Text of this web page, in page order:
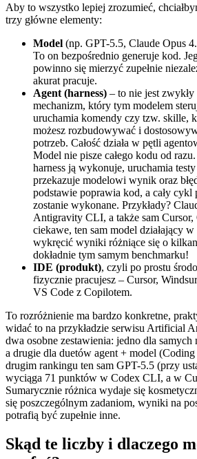
Aby to wszystko lepiej zrozumieć,
trzy główne elementy:
Model (np. GPT-5.5, Claude Opus
To on bezpośrednio generuje kod.
powinno się mierzyć zupełnie
akurat pracuje.
Agent (harness) – to nie jest
mechanizm, który tym modelem
uruchamia komendy czy tzw. skille,
możesz rozbudowywać i
potrzeb. Całość działa w pętli
Model nie pisze całego kodu od
harness ją wykonuje, uruchamia
przekazuje modelowi wynik oraz
podstawie poprawia kod, a cały cykl
zostanie wykonane. Przykłady?
Antigravity CLI, a także sam
ciekawe, ten sam model działający
wykręcić wyniki różniące się o
dokładnie tym samym benchmarku!
IDE (produkt), czyli po prostu
fizycznie pracujesz – Cursor,
VS Code z Copilotem.
To rozróżnienie ma bardzo konkretne,
widać to na przykładzie serwisu Artificial
dwa osobne zestawienia: jedno dla
a drugie dla duetów agent + model
drugim rankingu ten sam GPT-5.5 (przy
wyciąga 71 punktów w Codex CLI, a w
Sumarycznie różnica wydaje się
się poszczególnym zadaniom, wyniki na
potrafią być zupełnie inne.
Skąd te liczby i dlaczego